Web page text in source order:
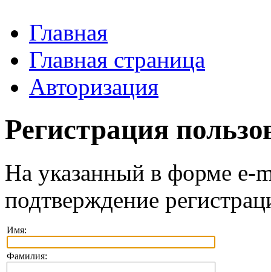
Главная
Главная страница
Авторизация
Регистрация
На указанный в форме e-
подтверждение
Имя:
Фамилия: